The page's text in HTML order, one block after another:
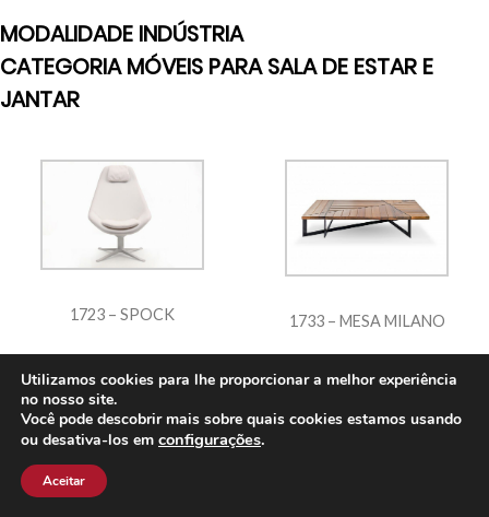
MODALIDADE INDÚSTRIA
CATEGORIA MÓVEIS PARA SALA DE ESTAR E
JANTAR
1723 – SPOCK 1733 – MESA MILANO
Utilizamos cookies para lhe proporcionar a melhor experiência
no nosso site.
Você pode descobrir mais sobre quais cookies estamos usando
ou desativa-los em configurações.
Aceitar